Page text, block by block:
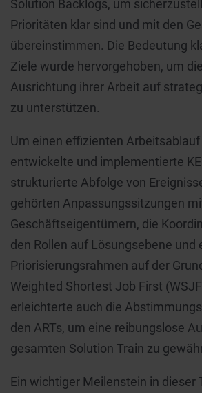
Solution Backlogs, um
Prioritäten klar sind und mit den
übereinstimmen. Die Bedeutung
Ziele wurde hervorgehoben, um
Ausrichtung ihrer Arbeit auf
zu unterstützen.
Um einen effizienten
entwickelte und implementierte
strukturierte Abfolge von
gehörten Anpassungssitzungen
Geschäftseigentümern, die
den Rollen auf Lösungsebene und
Priorisierungsrahmen auf der
Weighted Shortest Job First
erleichterte auch die
den ARTs, um eine reibungslose
gesamten Solution Train zu
Ein wichtiger Meilenstein in dieser